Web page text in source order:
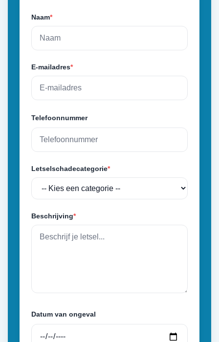
Naam*
E-mailadres*
Telefoonnummer
Letselschadecategorie*
Beschrijving*
Datum van ongeval